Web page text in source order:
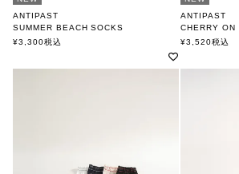
ANTIPAST
SUMMER BEACH SOCKS
アンティパスト
¥3,300税込
ANTIPAST
CHERRY ON
アンティパスト
¥3,520税込